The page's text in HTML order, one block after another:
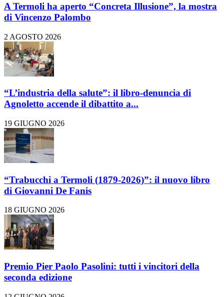
A Termoli ha aperto “Concreta Illusione”, la mostra
di Vincenzo Palombo
2 AGOSTO 2026
“L’industria della salute”: il libro-denuncia di
Agnoletto accende il dibattito a...
19 GIUGNO 2026
“Trabucchi a Termoli (1879-2026)”: il nuovo libro
di Giovanni De Fanis
18 GIUGNO 2026
Premio Pier Paolo Pasolini: tutti i vincitori della
seconda edizione